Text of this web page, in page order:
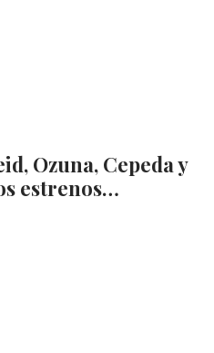
Ozuna, Cepeda y
estrenos…